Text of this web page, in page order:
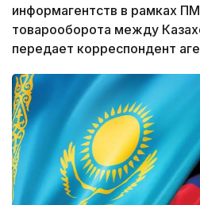
информагентств в рамках
товарооборота между
передает корреспондент